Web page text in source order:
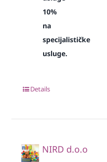
10%
na
specijalističke
usluge.
Details
NIRD d.o.o